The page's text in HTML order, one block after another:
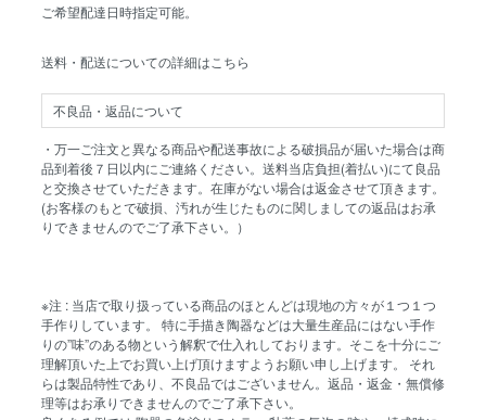
ご希望配達日時指定可能。
送料・配送についての詳細はこちら
不良品・返品について
・万一ご注文と異なる商品や配送事故による破損品が届いた場合は商
品到着後７日以内にご連絡ください。送料当店負担(着払い)にて良品
と交換させていただきます。在庫がない場合は返金させて頂きます。
(お客様のもとで破損、汚れが生じたものに関しましての返品はお承
りできませんのでご了承下さい。）
※注 : 当店で取り扱っている商品のほとんどは現地の方々が１つ１つ
手作りしています。 特に手描き陶器などは大量生産品にはない手作
りの”味”のある物という解釈で仕入れしております。そこを十分にご
理解頂いた上でお買い上げ頂けますようお願い申し上げます。 それ
らは製品特性であり、不良品ではございません。返品・返金・無償修
理等はお承りできませんのでご了承下さい。